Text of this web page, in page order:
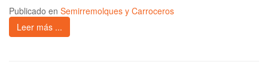
Publicado en Semirremolques y Carroceros
Leer más ...